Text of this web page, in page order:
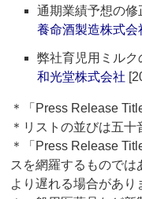
通期業績予想の
養命酒製造株式会
弊社育児用ミル
和光堂株式会社
＊「Press Release
＊リストの並びは五十
＊「Press Release
スを網羅するものでは
より遅れる場合があり